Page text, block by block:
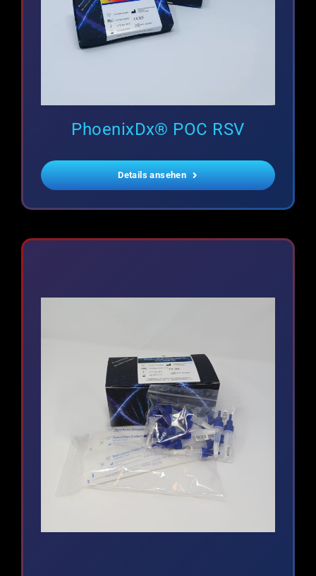
PhoenixDx® POC RSV
Details ansehen